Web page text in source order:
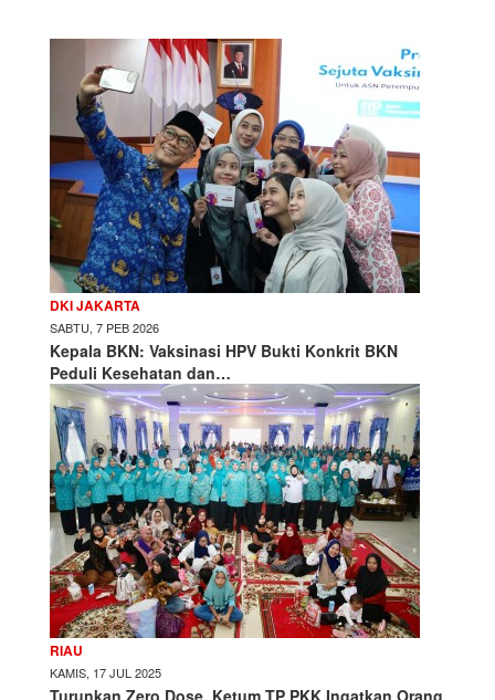
DKI JAKARTA
SABTU, 7 PEB 2026
Kepala BKN: Vaksinasi HPV Bukti Konkrit BKN
Peduli Kesehatan dan…
RIAU
KAMIS, 17 JUL 2025
Turunkan Zero Dose, Ketum TP PKK Ingatkan Orang